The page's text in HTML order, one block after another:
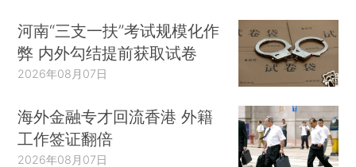
河南“三支一扶”考试规模化作
弊 内外勾结提前获取试卷
2026年08月07日
海外金融专才回流香港 外籍
工作签证翻倍
2026年08月07日